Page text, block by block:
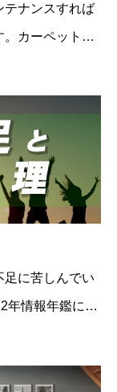
テナンスすれば
カーペットの
足に苦しんでい
年情報年鑑によ